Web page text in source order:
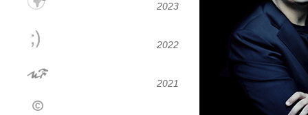
2023
2022
2021